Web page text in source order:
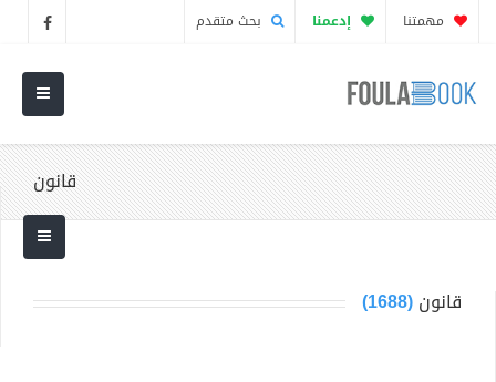
مهمتنا إدعمنا بحث متقدم
قانون
قانون(1688)